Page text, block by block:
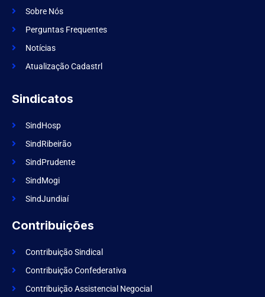
e
o
k
m
Sobre Nós
Perguntas Frequentes
Notícias
Atualização Cadastrl
Sindicatos
SindHosp
SindRibeirão
SindPrudente
SindMogi
SindJundiaí
Contribuições
Contribuição Sindical
Contribuição Confederativa
Contribuição Assistencial Negocial